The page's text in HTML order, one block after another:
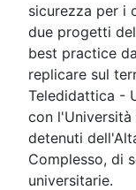
sicurezza per i
due progetti
best practice
replicare sul
Teledidattica -
con l'Università
detenuti
Complesso, di
universitarie.